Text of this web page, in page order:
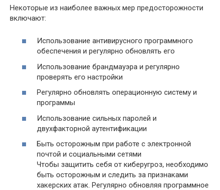
Некоторые из наиболее важных мер предосторожности
включают:
Использование антивирусного программного
обеспечения и регулярно обновлять его
Использование брандмауэра и регулярно
проверять его настройки
Регулярно обновлять операционную систему и
программы
Использование сильных паролей и
двухфакторной аутентификации
Быть осторожным при работе с электронной
почтой и социальными сетями
Чтобы защитить себя от киберугроз, необходимо
быть осторожным и следить за признаками
хакерских атак. Регулярно обновляя программное